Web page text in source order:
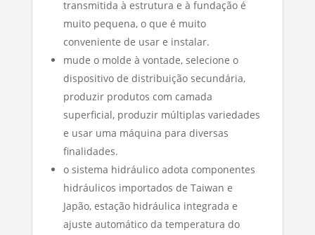
transmitida à estrutura e à fundação é
muito pequena, o que é muito
conveniente de usar e instalar.
mude o molde à vontade, selecione o
dispositivo de distribuição secundária,
produzir produtos com camada
superficial, produzir múltiplas variedades
e usar uma máquina para diversas
finalidades.
o sistema hidráulico adota componentes
hidráulicos importados de Taiwan e
Japão, estação hidráulica integrada e
ajuste automático da temperatura do